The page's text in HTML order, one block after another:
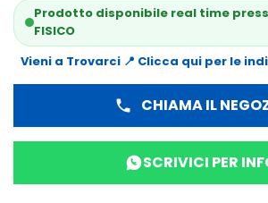
Prodotto disponibile real time
FISICO
Vieni a Trovarci 📍 Clicca qui per le
phone CHIAMA IL
SCRIVICI PER